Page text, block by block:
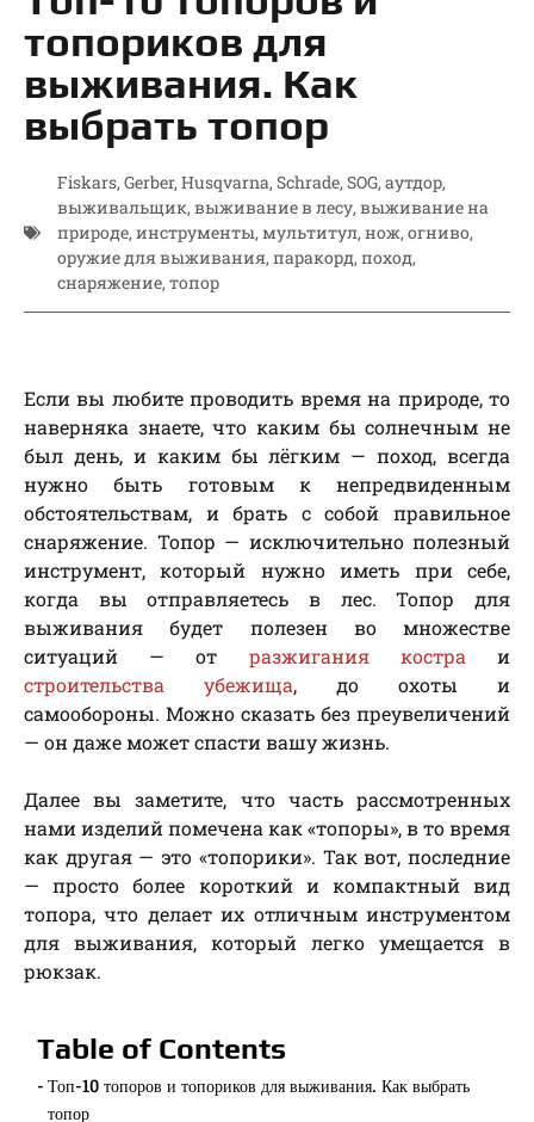
топориков для
выживания. Как
выбрать топор
Fiskars, Gerber, Husqvarna, Schrade, SOG, аутдор,
выживальщик, выживание в лесу, выживание на
природе, инструменты, мультитул, нож, огниво,
оружие для выживания, паракорд, поход,
снаряжение, топор
Если вы любите проводить время на природе, то
наверняка знаете, что каким бы солнечным не
был день, и каким бы лёгким — поход, всегда
нужно быть готовым к непредвиденным
обстоятельствам, и брать с собой правильное
снаряжение. Топор — исключительно полезный
инструмент, который нужно иметь при себе,
когда вы отправляетесь в лес. Топор для
выживания будет полезен во множестве
ситуаций — от разжигания костра и
строительства убежища, до охоты и
самообороны. Можно сказать без преувеличений
— он даже может спасти вашу жизнь.
Далее вы заметите, что часть рассмотренных
нами изделий помечена как «топоры», в то время
как другая — это «топорики». Так вот, последние
— просто более короткий и компактный вид
топора, что делает их отличным инструментом
для выживания, который легко умещается в
рюкзак.
Table of Contents
Топ-10 топоров и топориков для выживания. Как выбрать
топор